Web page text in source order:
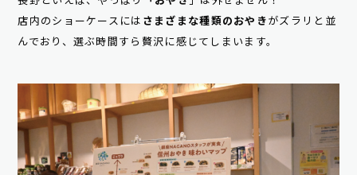
店内のショーケースには さまざまな種類のおやき がズラリと並
んでおり、選ぶ時間すら贅沢に感じてしまいます。